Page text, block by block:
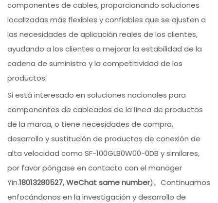
componentes de cables, proporcionando soluciones
localizadas más flexibles y confiables que se ajusten a
las necesidades de aplicación reales de los clientes,
ayudando a los clientes a mejorar la estabilidad de la
cadena de suministro y la competitividad de los
productos.
Si está interesado en soluciones nacionales para
componentes de cableados de la línea de productos
de la marca, o tiene necesidades de compra,
desarrollo y sustitución de productos de conexión de
alta velocidad como SF-100GLB0W00-0DB y similares,
por favor póngase en contacto con el manager
Yin.18013280527, WeChat same number)。Continuamos
enfocándonos en la investigación y desarrollo de